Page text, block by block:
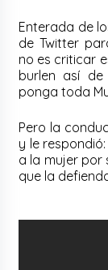
Enterada de
de Twitter
no es criticar
burlen así
ponga toda
Pero la
y le
a la mujer por
que la